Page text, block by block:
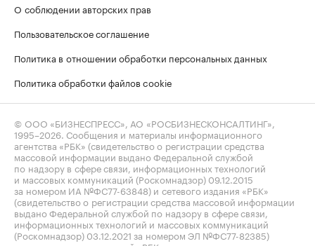
О соблюдении авторских прав
Пользовательское соглашение
Политика в отношении обработки персональных данных
Политика обработки файлов cookie
© ООО «БИЗНЕСПРЕСС», АО «РОСБИЗНЕСКОНСАЛТИНГ»,
1995–2026 . Сообщения и материалы информационного
агентства «РБК» (свидетельство о регистрации средства
массовой информации выдано Федеральной службой
по надзору в сфере связи, информационных технологий
и массовых коммуникаций (Роскомнадзор) 09.12.2015
за номером ИА №ФС77-63848) и сетевого издания «РБК»
(свидетельство о регистрации средства массовой информации
выдано Федеральной службой по надзору в сфере связи,
информационных технологий и массовых коммуникаций
(Роскомнадзор) 03.12.2021 за номером ЭЛ №ФС77-82385)